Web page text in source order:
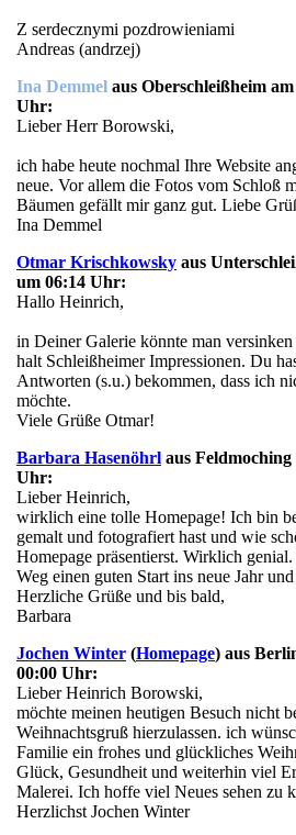
Z serdecznymi pozdrowieniami
Andreas (andrzej)
Ina Demmel aus Oberschleißheim
Uhr:
Lieber Herr Borowski,
ich habe heute nochmal Ihre Website
neue. Vor allem die Fotos vom Schloß
Bäumen gefällt mir ganz gut. Liebe
Ina Demmel
Otmar Krischkowsky aus
um 06:14 Uhr:
Hallo Heinrich,
in Deiner Galerie könnte man
halt Schleißheimer Impressionen. Du
Antworten (s.u.) bekommen, dass ich
möchte.
Viele Grüße Otmar!
Barbara Hasenöhrl aus Feldmoching
Uhr:
Lieber Heinrich,
wirklich eine tolle Homepage! Ich bin
gemalt und fotografiert hast und wie
Homepage präsentierst. Wirklich
Weg einen guten Start ins neue Jahr
Herzliche Grüße und bis bald,
Barbara
Jochen Winter (Homepage) aus
00:00 Uhr:
Lieber Heinrich Borowski,
möchte meinen heutigen Besuch nicht
Weihnachtsgruß hierzulassen. ich
Familie ein frohes und glückliches
Glück, Gesundheit und weiterhin viel
Malerei. Ich hoffe viel Neues sehen zu
Herzlichst Jochen Winter